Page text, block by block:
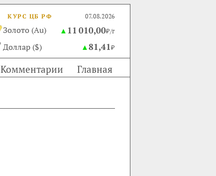
КУРС ЦБ РФ 07.08.2026
Золото (Au) ▲ 11 010,00₽/г
Доллар ($) ▲81,41₽
Комментарии Главная